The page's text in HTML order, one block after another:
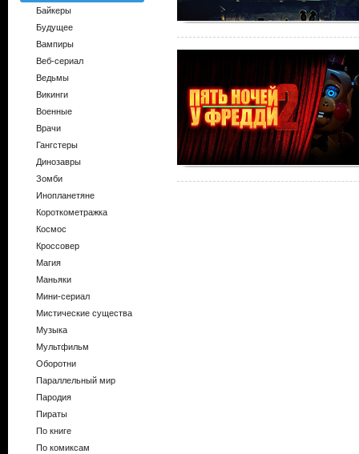
Байкеры
Будущее
Вампиры
Веб-сериал
Ведьмы
Викинги
Военные
Врачи
Гангстеры
Динозавры
Зомби
Инопланетяне
Короткометражка
Космос
Кроссовер
Магия
Маньяки
Мини-сериал
Мистические существа
Музыка
Мультфильм
Оборотни
Параллельный мир
Пародия
Пираты
По книге
По комиксам